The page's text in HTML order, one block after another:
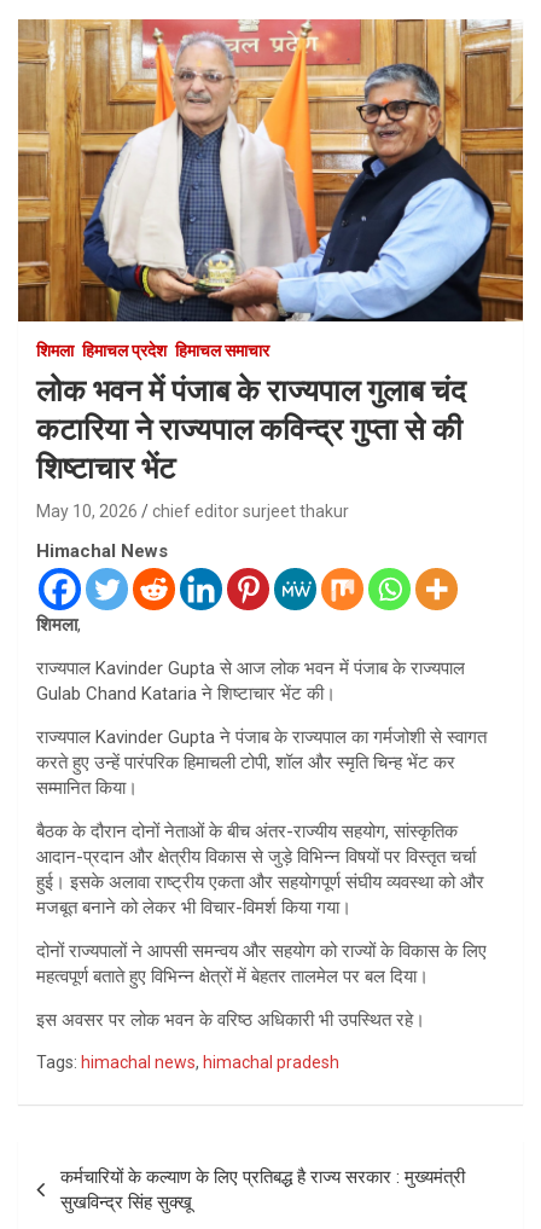
शिमला हिमाचल प्रदेश हिमाचल समाचार
लोक भवन में पंजाब के राज्यपाल गुलाब चंद
कटारिया ने राज्यपाल कविन्द्र गुप्ता से की
शिष्टाचार भेंट
May 10, 2026 chief editor surjeet thakur
Himachal News
शिमला,
राज्यपाल Kavinder Gupta से आज लोक भवन में पंजाब के राज्यपाल
Gulab Chand Kataria ने शिष्टाचार भेंट की।
राज्यपाल Kavinder Gupta ने पंजाब के राज्यपाल का गर्मजोशी से स्वागत
करते हुए उन्हें पारंपरिक हिमाचली टोपी, शॉल और स्मृति चिन्ह भेंट कर
सम्मानित किया।
बैठक के दौरान दोनों नेताओं के बीच अंतर-राज्यीय सहयोग, सांस्कृतिक
आदान-प्रदान और क्षेत्रीय विकास से जुड़े विभिन्न विषयों पर विस्तृत चर्चा
हुई। इसके अलावा राष्ट्रीय एकता और सहयोगपूर्ण संघीय व्यवस्था को और
मजबूत बनाने को लेकर भी विचार-विमर्श किया गया।
दोनों राज्यपालों ने आपसी समन्वय और सहयोग को राज्यों के विकास के लिए
महत्वपूर्ण बताते हुए विभिन्न क्षेत्रों में बेहतर तालमेल पर बल दिया।
इस अवसर पर लोक भवन के वरिष्ठ अधिकारी भी उपस्थित रहे।
Tags: himachal news, himachal pradesh
navigation
कर्मचारियों के कल्याण के लिए प्रतिबद्ध है राज्य सरकार : मुख्यमंत्री
सुखविन्द्र सिंह सुक्खू